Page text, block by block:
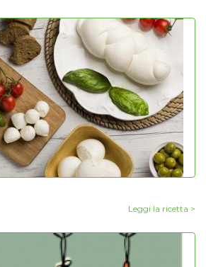
Leggi la ricetta >